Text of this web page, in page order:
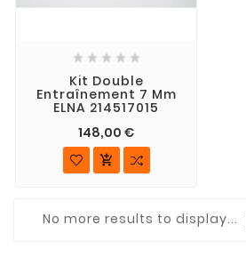
    
Kit Double
Entraînement 7 Mm
ELNA 214517015
148,00 €

No more results to display...